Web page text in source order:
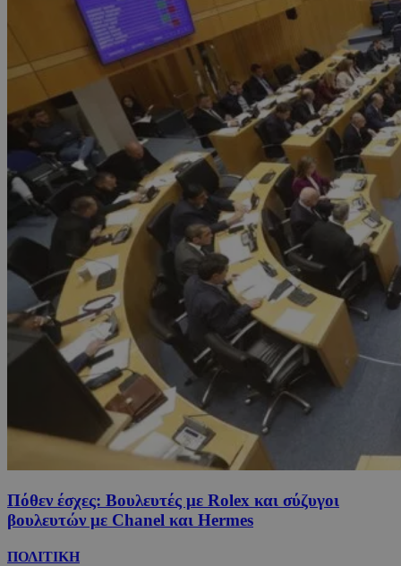
Πόθεν έσχες: Βουλευτές με Rolex και σύζυγοι
βουλευτών με Chanel και Hermes
ΠΟΛΙΤΙΚΗ